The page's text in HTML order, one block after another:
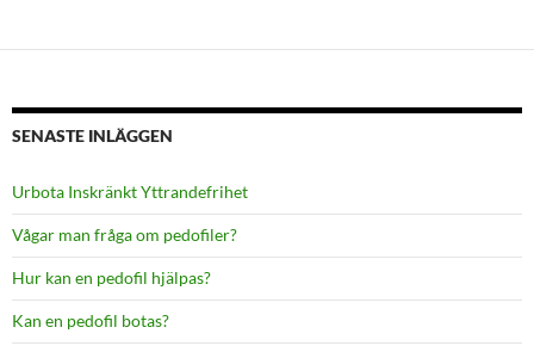
SENASTE INLÄGGEN
Urbota Inskränkt Yttrandefrihet
Vågar man fråga om pedofiler?
Hur kan en pedofil hjälpas?
Kan en pedofil botas?